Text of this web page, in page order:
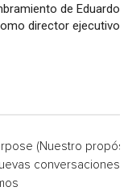
de Eduardo
director ejecutivo
(Nuestro
conversaciones